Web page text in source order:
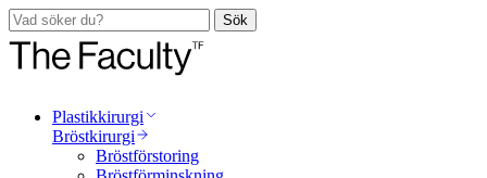
Sök
Plastikkirurgi
Bröstkirurgi
Bröstförstoring